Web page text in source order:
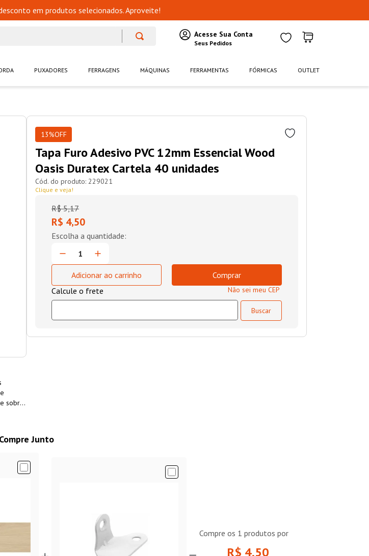
em produtos selecionados. Aproveite!
PUXADORES FERRAGENS MÁQUINAS FERRAMENTAS FÓRMICAS OUTLET
sobre
13%OFF
Tapa Furo Adesivo PVC 12mm Essencial Wood
Oasis Duratex Cartela 40 unidades
229021
Clique e veja!
R$ 5,17
R$ 4,50
Adicionar ao carrinho Comprar
Não sei meu CEP
Compre Junto
Compre os 1 produtos por
R$ 4,50